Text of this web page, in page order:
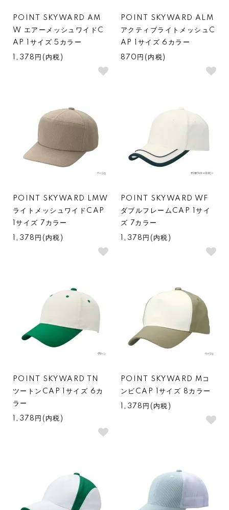
POINT SKYWARD AM
W エアーメッシュワイドC
AP 1サイズ 5カラー
1,378円(内税)
POINT SKYWARD ALM
アクティブライトメッシュC
AP 1サイズ 6カラー
870円(内税)
POINT SKYWARD LMW
ライトメッシュワイドCAP
1サイズ 7カラー
1,378円(内税)
POINT SKYWARD WF
ダブルフレームCAP 1サイ
ズ 7カラー
1,378円(内税)
POINT SKYWARD TN
ツートンCAP 1サイズ 6カ
ラー
1,378円(内税)
POINT SKYWARD Mコ
ンビCAP 1サイズ 8カラー
1,378円(内税)